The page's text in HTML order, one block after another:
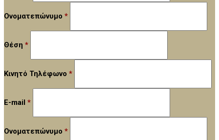
Ονοματεπώνυμο *
Θέση *
Κινητό Τηλέφωνο *
E-mail *
Ονοματεπώνυμο *